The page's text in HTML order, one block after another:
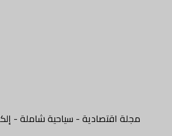
مجلة اقتصادية - سياحية شاملة -